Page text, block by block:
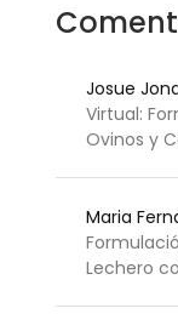
Josue
Virtual:
Ovinos y
Maria
Lechero